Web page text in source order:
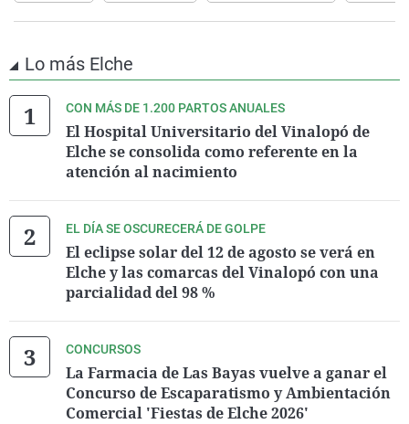
Lo más Elche
CON MÁS DE 1.200 PARTOS ANUALES
El Hospital Universitario del Vinalopó de
Elche se consolida como referente en la
atención al nacimiento
EL DÍA SE OSCURECERÁ DE GOLPE
El eclipse solar del 12 de agosto se verá en
Elche y las comarcas del Vinalopó con una
parcialidad del 98 %
CONCURSOS
La Farmacia de Las Bayas vuelve a ganar el
Concurso de Escaparatismo y Ambientación
Comercial 'Fiestas de Elche 2026'